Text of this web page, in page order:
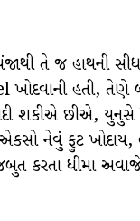
તે જ હાથની
ખોદવાની હતી,
શકીએ છીએ,
નેવું ફુટ ખોદાય,
ધીમા અવાજે